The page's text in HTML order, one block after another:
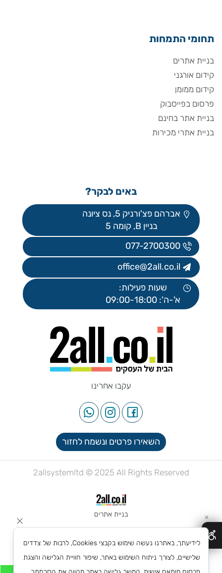
תחומי התמחות
בניית אתרים
קידום אורגני
קידום ממומן
פרסום בפייסבוק
בניית אתר בחינם
בניית אתרי מכירות
באים לבקר?
אברהם פצ'ורניק 5, נס ציונה
בניין B, קומה 5
077-2700300
office@2all.co.il
שעות פעילות:
א'-ה': 09:00-18:00
עקבו אחרינו
השאירו פרטים ונשמח לחזור
2allsystemltd © 2025 All Rights Reserved
בניית אתרים ✕
לידיעתך, באתרנו נעשה שימוש בקבצי Cookies, לרבות של צדדים
שלישיים, לצורך ניתוח השימוש באתר, שיפור חוויית הגלישה והצגת